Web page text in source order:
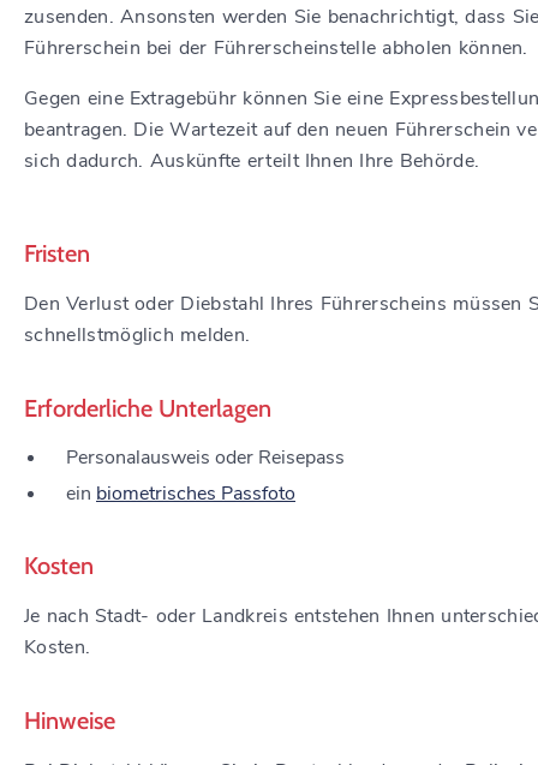
zusenden. Ansonsten werden Sie benachrichtigt, dass
Führerschein bei der Führerscheinstelle abholen können.
Gegen eine Extragebühr können Sie eine
beantragen. Die Wartezeit auf den neuen Führerschein
sich dadurch. Auskünfte erteilt Ihnen Ihre Behörde.
Fristen
Den Verlust oder Diebstahl Ihres Führerscheins müssen
schnellstmöglich melden.
Erforderliche Unterlagen
Personalausweis oder Reisepass
ein biometrisches Passfoto
Kosten
Je nach Stadt- oder Landkreis entstehen Ihnen
Kosten.
Hinweise